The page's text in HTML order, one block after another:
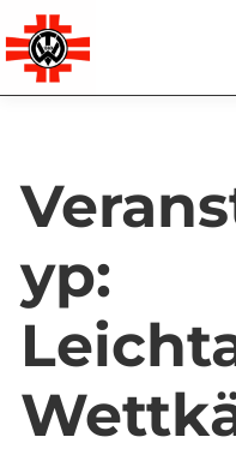
Zum
Inhalt
springen
yp: